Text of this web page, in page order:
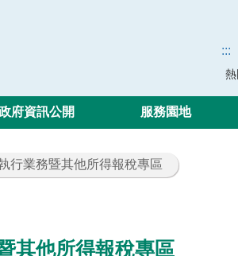
:::
熱
府資訊公開 服務園地
行業務暨其他所得報稅專區
其他所得報稅專區